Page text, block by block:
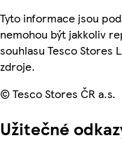
Tyto informace jsou
nemohou být jakkoliv
souhlasu Tesco Stores
zdroje.
© Tesco Stores ČR a.s.
Užitečné